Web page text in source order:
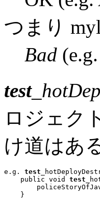
つまり
Bad
test
ロジェク
け道はあ
e.g. test
public void
test